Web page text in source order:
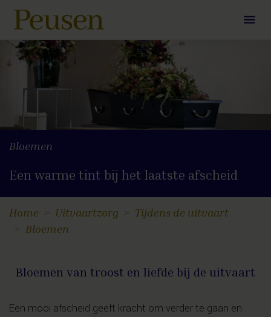
Bloemen
Een warme tint bij het laatste afscheid
Home Uitvaartzorg
Tijdens de uitvaart
Bloemen
Bloemen van troost en liefde bij de uitvaart
Een mooi afscheid geeft kracht om verder te gaan en